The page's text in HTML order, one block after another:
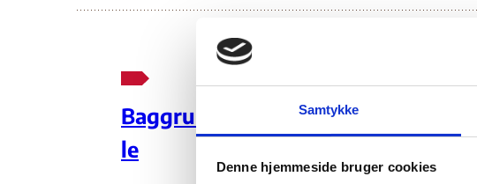
Samtykke
Denne hjemmeside bruger cookies
Baggrundsmateria
le
–